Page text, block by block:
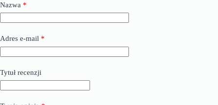
Nazwa *
Adres e-mail *
Tytuł recenzji